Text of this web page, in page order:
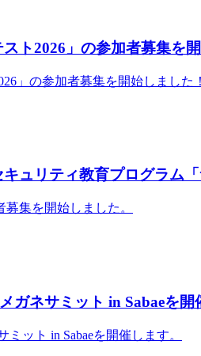
ト2026」の参加者募集を
」の参加者募集を開始しました！
ュリティ教育プログラム
集を開始しました。
ガネサミット in Sabaeを開
ット in Sabaeを開催します。